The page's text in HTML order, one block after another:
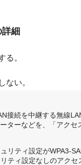
詳細
る。
ない。
接続を中継する無線
ターなどを、「アクセ
リティ設定がWPA3-
ティ設定なしのアクセ